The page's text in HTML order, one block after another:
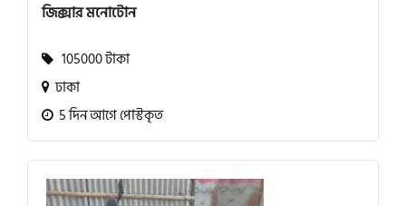
জিক্সার মনোটোন
105000 টাকা
ঢাকা
5 দিন আগে পোস্টকৃত